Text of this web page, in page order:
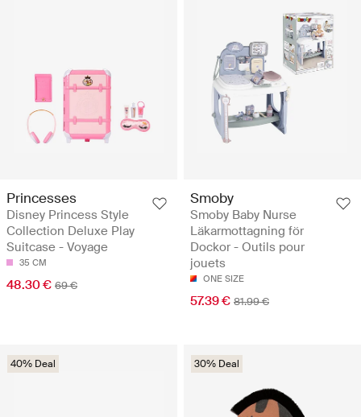
Princesses
Disney Princess Style
Collection Deluxe Play
Suitcase - Voyage
35 CM
48.30 € 69 €
Smoby
Smoby Baby Nurse
Läkarmottagning för
Dockor - Outils pour
jouets
ONE SIZE
57.39 € 81.99 €
40% Deal 30% Deal